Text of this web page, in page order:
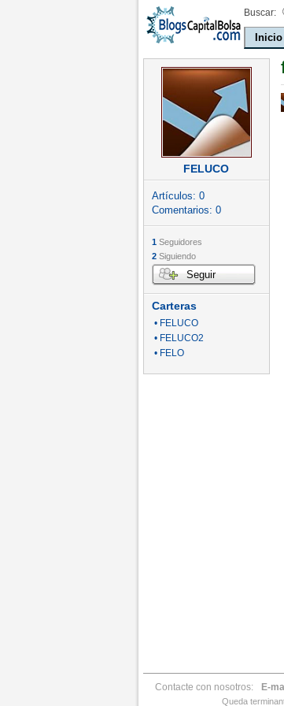
Buscar:
Inicio
FELUCO
Artículos: 0
Comentarios: 0
1 Seguidores
2 Siguiendo
Seguir
Carteras
• FELUCO
• FELUCO2
• FELO
Contacte con nosotros: E-
Queda